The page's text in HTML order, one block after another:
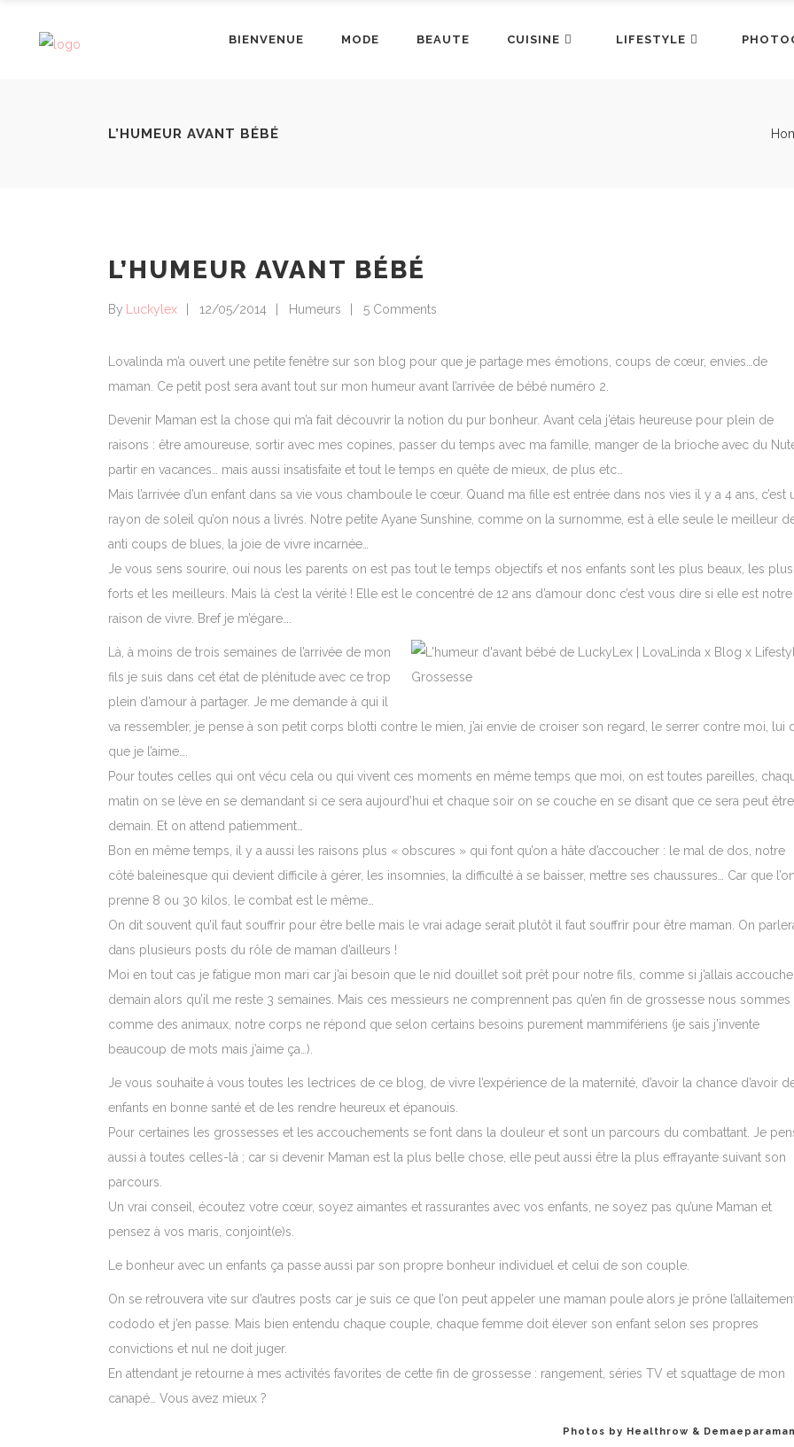
BIENVENUE MODE BEAUTE CUISINE LIFESTYLE
L’HUMEUR AVANT BÉBÉ
L’HUMEUR AVANT BÉBÉ
By Luckylex 12/05/2014 Humeurs 5 Comments
Lovalinda m’a ouvert une petite fenêtre sur son blog pour que je partage mes émotions, coups de cœur, envies…de
maman. Ce petit post sera avant tout sur mon humeur avant l’arrivée de bébé numéro 2.
Devenir Maman est la chose qui m’a fait découvrir la notion du pur bonheur. Avant cela j’étais heureuse pour plein de
raisons : être amoureuse, sortir avec mes copines, passer du temps avec ma famille, manger de la brioche avec du
partir en vacances… mais aussi insatisfaite et tout le temps en quête de mieux, de plus etc…
Mais l’arrivée d’un enfant dans sa vie vous chamboule le cœur. Quand ma fille est entrée dans nos vies il y a 4 ans, c’est
rayon de soleil qu’on nous a livrés. Notre petite Ayane Sunshine, comme on la surnomme, est à elle seule le meilleur
anti coups de blues, la joie de vivre incarnée…
Je vous sens sourire, oui nous les parents on est pas tout le temps objectifs et nos enfants sont les plus beaux, les plus
forts et les meilleurs. Mais là c’est la vérité ! Elle est le concentré de 12 ans d’amour donc c’est vous dire si elle est notre
raison de vivre. Bref je m’égare….
Là, à moins de trois semaines de l’arrivée de mon
fils je suis dans cet état de plénitude avec ce trop
plein d’amour à partager. Je me demande à qui il
va ressembler, je pense à son petit corps blotti contre le mien, j’ai envie de croiser son regard, le serrer contre moi, lui
que je l’aime….
Pour toutes celles qui ont vécu cela ou qui vivent ces moments en même temps que moi, on est toutes pareilles,
matin on se lève en se demandant si ce sera aujourd’hui et chaque soir on se couche en se disant que ce sera peut être
demain. Et on attend patiemment…
Bon en même temps, il y a aussi les raisons plus « obscures » qui font qu’on a hâte d’accoucher : le mal de dos, notre
côté baleinesque qui devient difficile à gérer, les insomnies, la difficulté à se baisser, mettre ses chaussures… Car que
prenne 8 ou 30 kilos, le combat est le même…
On dit souvent qu’il faut souffrir pour être belle mais le vrai adage serait plutôt il faut souffrir pour être maman. On
dans plusieurs posts du rôle de maman d’ailleurs !
Moi en tout cas je fatigue mon mari car j’ai besoin que le nid douillet soit prêt pour notre fils, comme si j’allais
demain alors qu’il me reste 3 semaines. Mais ces messieurs ne comprennent pas qu’en fin de grossesse nous sommes
comme des animaux, notre corps ne répond que selon certains besoins purement mammifériens (je sais j’invente
beaucoup de mots mais j’aime ça…).
Je vous souhaite à vous toutes les lectrices de ce blog, de vivre l’expérience de la maternité, d’avoir la chance d’avoir
enfants en bonne santé et de les rendre heureux et épanouis.
Pour certaines les grossesses et les accouchements se font dans la douleur et sont un parcours du combattant. Je
aussi à toutes celles-là ; car si devenir Maman est la plus belle chose, elle peut aussi être la plus effrayante suivant son
parcours.
Un vrai conseil, écoutez votre cœur, soyez aimantes et rassurantes avec vos enfants, ne soyez pas qu’une Maman et
pensez à vos maris, conjoint(e)s.
Le bonheur avec un enfants ça passe aussi par son propre bonheur individuel et celui de son couple.
On se retrouvera vite sur d’autres posts car je suis ce que l’on peut appeler une maman poule alors je prône
cododo et j’en passe. Mais bien entendu chaque couple, chaque femme doit élever son enfant selon ses propres
convictions et nul ne doit juger.
En attendant je retourne à mes activités favorites de cette fin de grossesse : rangement, séries TV et squattage de mon
canapé… Vous avez mieux ?
Photos by Healthrow &